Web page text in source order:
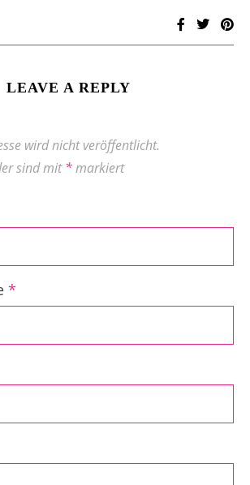
LEAVE A REPLY
wird nicht veröffentlicht.
sind mit*markiert
*